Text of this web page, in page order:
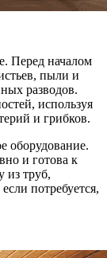
Перед началом
пыли и
разводов.
используя
и грибков.
оборудование.
и готова к
из труб,
потребуется,